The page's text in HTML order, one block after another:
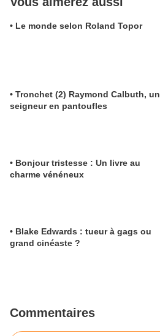
• Le monde selon Roland Topor
• Tronchet (2) Raymond Calbuth, un
seigneur en pantoufles
• Bonjour tristesse : Un livre au
charme vénéneux
• Blake Edwards : tueur à gags ou
grand cinéaste ?
Commentaires